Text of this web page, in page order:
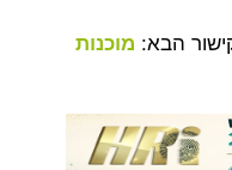
הבא: מוכנות